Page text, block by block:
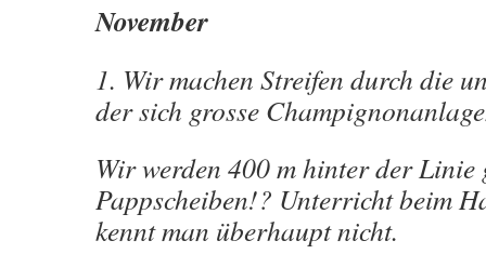
November
1. Wir machen Streifen durch die
der sich grosse
Wir werden 400 m hinter der
Pappscheiben!? Unterricht beim
kennt man überhaupt nicht.